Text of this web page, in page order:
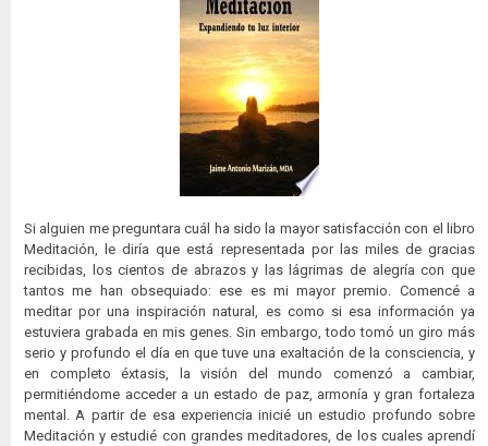
Si alguien me preguntara cuál ha sido la mayor satisfacción con el libro
Meditación, le diría que está representada por las miles de gracias
recibidas, los cientos de abrazos y las lágrimas de alegría con que
tantos me han obsequiado: ese es mi mayor premio. Comencé a
meditar por una inspiración natural, es como si esa información ya
estuviera grabada en mis genes. Sin embargo, todo tomó un giro más
serio y profundo el día en que tuve una exaltación de la consciencia, y
en completo éxtasis, la visión del mundo comenzó a cambiar,
permitiéndome acceder a un estado de paz, armonía y gran fortaleza
mental. A partir de esa experiencia inicié un estudio profundo sobre
Meditación y estudié con grandes meditadores, de los cuales aprendí